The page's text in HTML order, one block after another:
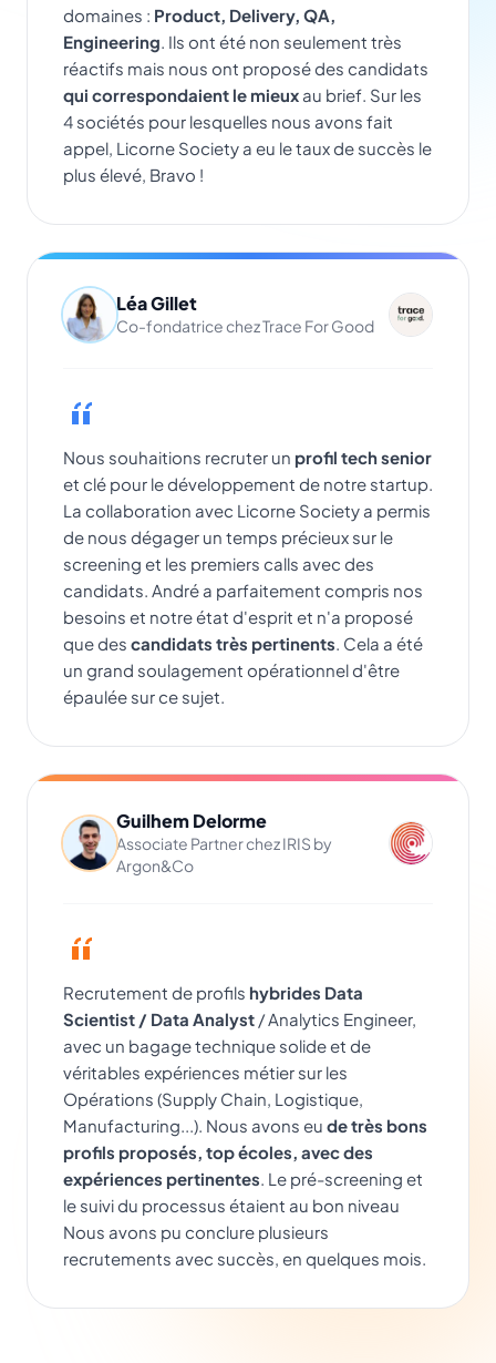
domaines : Product, Delivery, QA,
Engineering. Ils ont été non seulement très
réactifs mais nous ont proposé des candidats
qui correspondaient le mieux au brief. Sur les
4 sociétés pour lesquelles nous avons fait
appel, Licorne Society a eu le taux de succès le
plus élevé, Bravo !
Léa Gillet
Co-fondatrice chez Trace For Good
Nous souhaitions recruter un profil tech senior
et clé pour le développement de notre startup.
La collaboration avec Licorne Society a permis
de nous dégager un temps précieux sur le
screening et les premiers calls avec des
candidats. André a parfaitement compris nos
besoins et notre état d'esprit et n'a proposé
que des candidats très pertinents. Cela a été
un grand soulagement opérationnel d'être
épaulée sur ce sujet.
Guilhem Delorme
Associate Partner chez IRIS by
Argon&Co
Recrutement de profils hybrides Data
Scientist / Data Analyst / Analytics Engineer,
avec un bagage technique solide et de
véritables expériences métier sur les
Opérations (Supply Chain, Logistique,
Manufacturing...). Nous avons eu de très bons
profils proposés, top écoles, avec des
expériences pertinentes. Le pré-screening et
le suivi du processus étaient au bon niveau
Nous avons pu conclure plusieurs
recrutements avec succès, en quelques mois.